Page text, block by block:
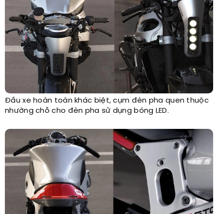
Đầu xe hoàn toàn khác biệt, cụm đèn pha quen thuộc
nhường chỗ cho đèn pha sử dụng bóng LED.